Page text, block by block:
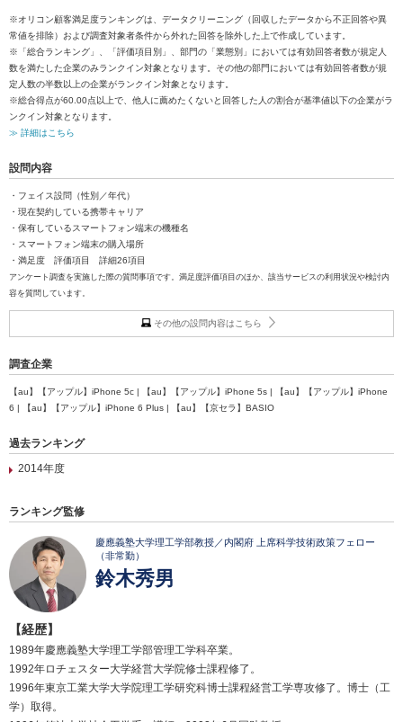
※オリコン顧客満足度ランキングは、データクリーニング（回収したデータから不正回答や異
常値を排除）および調査対象者条件から外れた回答を除外した上で作成しています。
※「総合ランキング」、「評価項目別」、部門の「業態別」においては有効回答者数が規定人
数を満たした企業のみランクイン対象となります。その他の部門においては有効回答者数が規
定人数の半数以上の企業がランクイン対象となります。
※総合得点が60.00点以上で、他人に薦めたくないと回答した人の割合が基準値以下の企業がラ
ンクイン対象となります。
≫ 詳細はこちら
設問内容
・フェイス設問（性別／年代）
・現在契約している携帯キャリア
・保有しているスマートフォン端末の機種名
・スマートフォン端末の購入場所
・満足度 評価項目 詳細26項目
アンケート調査を実施した際の質問事項です。満足度評価項目のほか、該当サービスの利用状況や検討内
容を質問しています。
その他の設問内容はこちら
調査企業
【au】【アップル】iPhone 5c | 【au】【アップル】iPhone 5s | 【au】【アップル】iPhone
6 | 【au】【アップル】iPhone 6 Plus | 【au】【京セラ】BASIO
過去ランキング
2014年度
ランキング監修
慶應義塾大学理工学部教授／内閣府 上席科学技術政策フェロー
（非常勤）
鈴木秀男
【経歴】
1989年慶應義塾大学理工学部管理工学科卒業。
1992年ロチェスター大学経営大学院修士課程修了。
1996年東京工業大学大学院理工学研究科博士課程経営工学専攻修了。博士（工
学）取得。